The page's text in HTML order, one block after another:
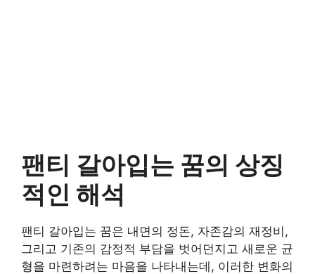
팬티 갈아입는 꿈의 상징
적인 해석
팬티 갈아입는 꿈은 내면의 정돈, 자존감의 재정비,
그리고 기존의 감정적 부담을 벗어던지고 새로운 균
형을 마련하려는 마음을 나타내는데, 이러한 변화의